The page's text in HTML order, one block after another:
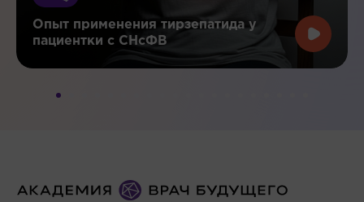
Опыт применения тирзепатида у
пациентки с СНсФВ